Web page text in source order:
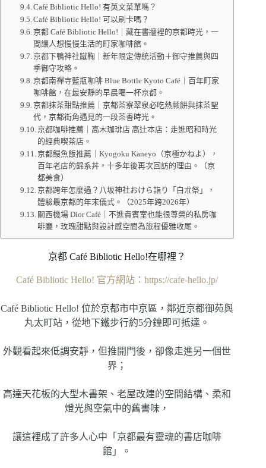
Café Bibliotic Hello! 有英文菜單嗎？
Café Bibliotic Hello! 可以刷卡嗎？
京都 Café Bibliotic Hello!｜藏在書牆裡的京都時光，一
間讓人想慢慢生活的町家咖啡館。
京都下鴨神社蹴鞠｜新年限定傳統活動＋御守推薦與四
季御守攻略。
京都南禪寺藍瓶咖啡 Blue Bottle Kyoto Café｜百年町家
咖啡館，在最安靜的早晨喝一杯京都。
京都抹茶甜點推薦｜京都茶寮翠泉必吃熱蕨餅與抹茶聖
代，京都街角遇見的一段茶香時光。
京都咖啡推薦｜高木珈琲店 高辻本店：走進昭和時光
的經典喫茶店。
京都鰻魚飯推薦｜Kyogoku Kaneyo（京極かねよ），
百年老店的錦系丼，十多年後再次回訪的理由。（京
都美食）
京都跨年怎麼過？八坂神社おけら詣り「白朮祭」，
體驗最京都的年末儀式。（2025年跨2026年）
關西機場 Dior Café｜不進貴賓室也能很尊榮的私房咖
啡廳，玫瑰甜點與設計感空間為旅程優雅收尾。
京都 Café Bibliotic Hello!在哪裡？
Café Bibliotic Hello! 官方網站：https://cafe-hello.jp/
Café Bibliotic Hello! 位於京都市中京區，鄰近京都御苑與
丸太町站，從地下鐵步行約5分鐘即可抵達。
外觀看起來低調安靜，但推開門後，卻像走進另一個世
界；
高達天花板的大型木書架、老屋改建的空間結構、柔和
燈光與空氣中的舊書味，
讓這裡成了許多人心中「京都最有靈魂的書店咖啡
館」。